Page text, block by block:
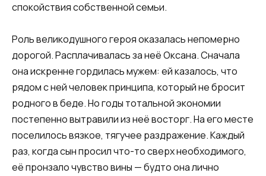
спокойствия собственной семьи.
Роль великодушного героя оказалась непомерно
дорогой. Расплачивалась за неё Оксана. Сначала
она искренне гордилась мужем: ей казалось, что
рядом с ней человек принципа, который не бросит
родного в беде. Но годы тотальной экономии
постепенно вытравили из неё восторг. На его месте
поселилось вязкое, тягучее раздражение. Каждый
раз, когда сын просил что-то сверх необходимого,
её пронзало чувство вины — будто она лично